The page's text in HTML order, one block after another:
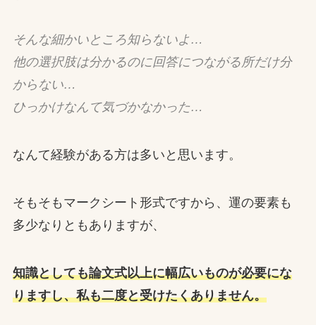
そんな細かいところ知らないよ…
他の選択肢は分かるのに回答につながる所だけ分
からない…
ひっかけなんて気づかなかった…
なんて経験がある方は多いと思います。
そもそもマークシート形式ですから、運の要素も
多少なりともありますが、
知識としても論文式以上に幅広いものが必要にな
りますし、私も二度と受けたくありません。